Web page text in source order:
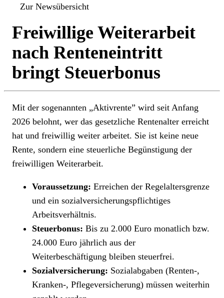
Zur Newsübersicht
Freiwillige Weiterarbeit
nach Renteneintritt
bringt Steuerbonus
Mit der sogenannten „Aktivrente” wird seit Anfang
2026 belohnt, wer das gesetzliche Rentenalter erreicht
hat und freiwillig weiter arbeitet. Sie ist keine neue
Rente, sondern eine steuerliche Begünstigung der
freiwilligen Weiterarbeit.
Voraussetzung: Erreichen der Regelaltersgrenze
und ein sozialversicherungspflichtiges
Arbeitsverhältnis.
Steuerbonus: Bis zu 2.000 Euro monatlich bzw.
24.000 Euro jährlich aus der
Weiterbeschäftigung bleiben steuerfrei.
Sozialversicherung: Sozialabgaben (Renten-,
Kranken-, Pflegeversicherung) müssen weiterhin